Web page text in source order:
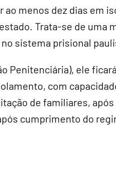
ao menos dez dias em
Trata-se de uma
sistema prisional
Penitenciária), ele
com
de familiares,
cumprimento do